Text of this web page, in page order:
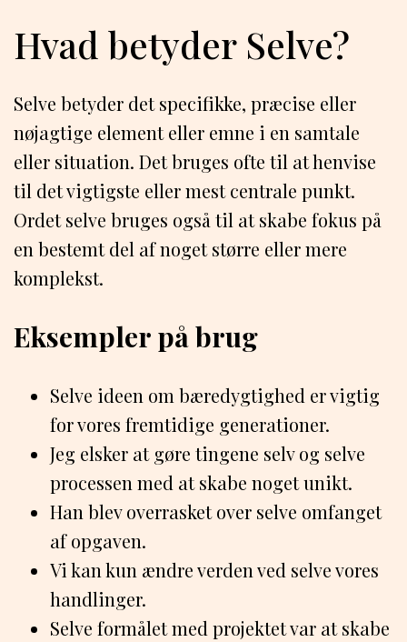
Hvad betyder Selve?
Selve betyder det specifikke, præcise eller
nøjagtige element eller emne ​​i en samtale
eller situation. Det bruges ofte til at henvise
til det vigtigste eller mest centrale punkt.
Ordet selve bruges også til at skabe fokus på
en bestemt del af noget større eller mere
komplekst.
Eksempler på brug
Selve ideen om bæredygtighed er vigtig
for vores fremtidige generationer.
Jeg elsker at gøre tingene selv og selve
processen med at skabe noget unikt.
Han blev overrasket over selve omfanget
af opgaven.
Vi kan kun ændre verden ved selve vores
handlinger.
Selve formålet med projektet var at skabe